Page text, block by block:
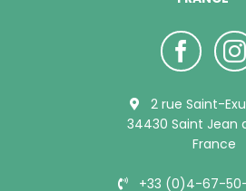
2 rue Saint-
34430 Saint Jean
France
+33 (0)4-67-